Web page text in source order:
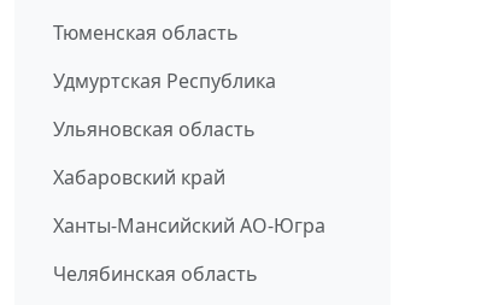
Тюменская область
Удмуртская Республика
Ульяновская область
Хабаровский край
Ханты-Мансийский АО-Югра
Челябинская область